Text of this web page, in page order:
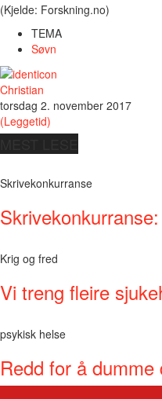
(Kjelde: Forskning.no)
TEMA
Søvn
Christian
torsdag 2. november 2017
(Leggetid)
Skrivekonkurranse
Krig og fred
Vi treng fleire
psykisk helse
Redd for å dumme